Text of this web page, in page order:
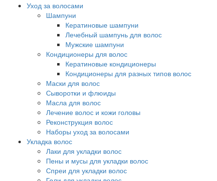
Уход за волосами
Шампуни
Кератиновые шампуни
Лечебный шампунь для волос
Мужские шампуни
Кондиционеры для волос
Кератиновые кондиционеры
Кондиционеры для разных типов волос
Маски для волос
Сыворотки и флюиды
Масла для волос
Лечение волос и кожи головы
Реконструкция волос
Наборы уход за волосами
Укладка волос
Лаки для укладки волос
Пены и мусы для укладки волос
Спреи для укладки волос